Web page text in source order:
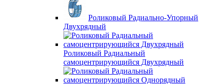
Роликовый Радиально-Упорный
Двухрядный
Роликовый Радиальный
самоцентрирующийся Двухрядный